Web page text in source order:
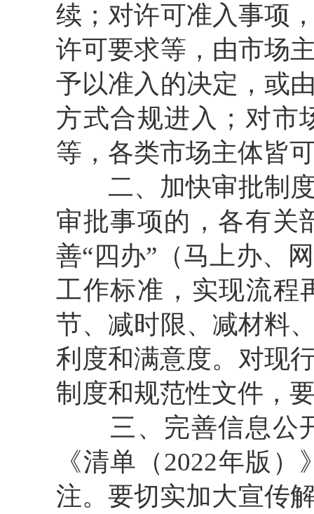
续；对许可准入事项
许可要求等，由市场
予以准入的决定，或
方式合规进入；对市
等，各类市场主体皆
二、加快审批制
审批事项的，各有关
善“ 四办” （马上办、
工作标准，实现流程
节、减时限、减材料
利度和满意度。对现
制度和规范性文件，
三、完善信息公
《清单（2022年版）
注。要切实加大宣传